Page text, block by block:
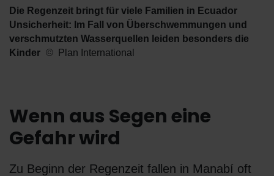
Die Regenzeit bringt für viele Familien in Ecuador
Unsicherheit: Im Fall von Überschwemmungen und
verschmutzten Wasserquellen leiden besonders die
Kinder
Plan International
Wenn aus Segen eine
Gefahr wird
Zu Beginn der Regenzeit fallen in Manabí oft